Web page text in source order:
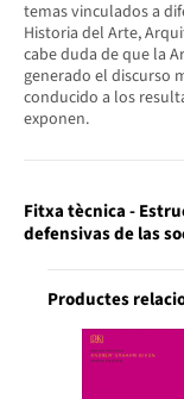
temas vinculados a
Historia del Arte,
cabe duda de que la
generado el discurso
conducido a los
exponen.
Fitxa tècnica -
defensivas de las
Productes